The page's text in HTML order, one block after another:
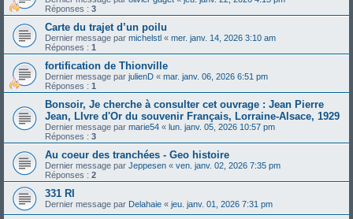
Réponses : 3
Carte du trajet d’un poilu
Dernier message par michelstl « mer. janv. 14, 2026 3:10 am
Réponses : 1
fortification de Thionville
Dernier message par julienD « mar. janv. 06, 2026 6:51 pm
Réponses : 1
Bonsoir, Je cherche à consulter cet ouvrage : Jean Pierre
Jean, LIvre d'Or du souvenir Français, Lorraine-Alsace, 1929
Dernier message par marie54 « lun. janv. 05, 2026 10:57 pm
Réponses : 3
Au coeur des tranchées - Geo histoire
Dernier message par Jeppesen « ven. janv. 02, 2026 7:35 pm
Réponses : 2
331 RI
Dernier message par Delahaie « jeu. janv. 01, 2026 7:31 pm